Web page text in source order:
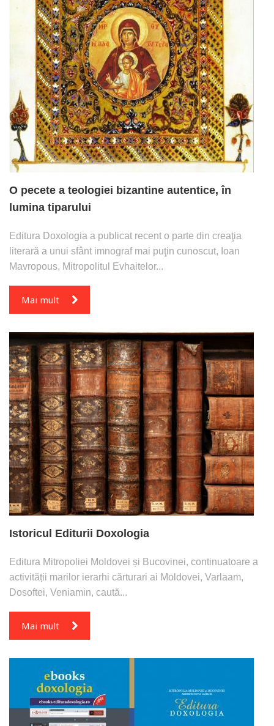
O pecete a teologiei bizantine autentice, în
lumina tiparului
Editura Doxologia a publicat recent o parte din creaţia
literară a unui sfânt imnograf mai puţin cunoscut, Ioan
Mavropous, Mitropolitul Evhaitelor...
Mai mult
Istoricul Editurii Doxologia
Editura Mitropoliei Moldovei și Bucovinei, continuatoare a
activității marilor ierarhi cărturari ai Moldovei, Varlaam,
Dosoftei, Veniamin, caută...
Mai mult